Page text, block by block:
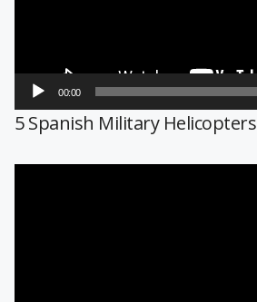
00:00
5 Spanish Military Helicopters